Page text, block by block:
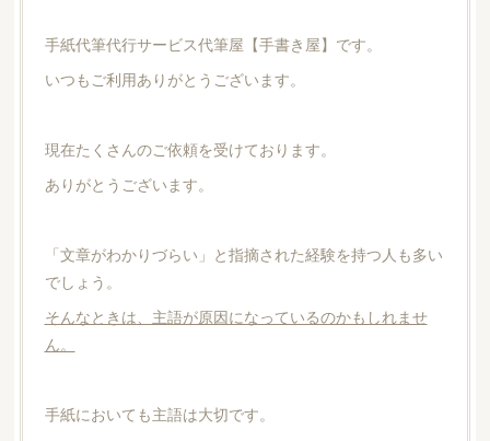
手紙代筆代行サービス代筆屋【手書き屋】です。
いつもご利用ありがとうございます。
現在たくさんのご依頼を受けております。
ありがとうございます。
「文章がわかりづらい」と指摘された経験を持つ人も多い
でしょう。
そんなときは、主語が原因になっているのかもしれませ
ん。
手紙においても主語は大切です。